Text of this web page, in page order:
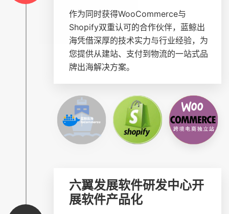
六翼发展软件研发中心开
展软件产品化
作为同时获得WooCommerce与
Shopify双重认可的合作伙伴，蓝鲸出
海凭借深厚的技术实力与行业经验，为
您提供从建站、支付到物流的一站式品
牌出海解决方案。